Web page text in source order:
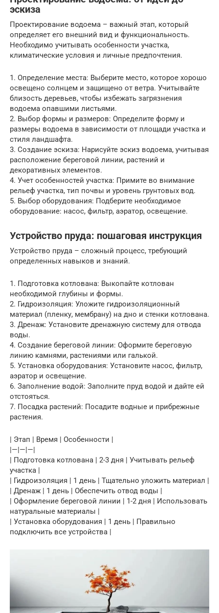
эскиза
Проектирование водоема – важный этап, который
определяет его внешний вид и функциональность.
Необходимо учитывать особенности участка,
климатические условия и личные предпочтения.
1. Определение места: Выберите место, которое хорошо
освещено солнцем и защищено от ветра. Учитывайте
близость деревьев, чтобы избежать загрязнения
водоема опавшими листьями.
2. Выбор формы и размеров: Определите форму и
размеры водоема в зависимости от площади участка и
стиля ландшафта.
3. Создание эскиза: Нарисуйте эскиз водоема, учитывая
расположение береговой линии, растений и
декоративных элементов.
4. Учет особенностей участка: Примите во внимание
рельеф участка, тип почвы и уровень грунтовых вод.
5. Выбор оборудования: Подберите необходимое
оборудование: насос, фильтр, аэратор, освещение.
Устройство пруда: пошаговая инструкция
Устройство пруда – сложный процесс, требующий
определенных навыков и знаний.
1. Подготовка котлована: Выкопайте котлован
необходимой глубины и формы.
2. Гидроизоляция: Уложите гидроизоляционный
материал (пленку, мембрану) на дно и стенки котлована.
3. Дренаж: Установите дренажную систему для отвода
воды.
4. Создание береговой линии: Оформите береговую
линию камнями, растениями или галькой.
5. Установка оборудования: Установите насос, фильтр,
аэратор и освещение.
6. Заполнение водой: Заполните пруд водой и дайте ей
отстояться.
7. Посадка растений: Посадите водные и прибрежные
растения.
| Этап | Время | Особенности |
|—|—|—|
| Подготовка котлована | 2-3 дня | Учитывать рельеф
участка |
| Гидроизоляция | 1 день | Тщательно уложить материал |
| Дренаж | 1 день | Обеспечить отвод воды |
| Оформление береговой линии | 1-2 дня | Использовать
натуральные материалы |
| Установка оборудования | 1 день | Правильно
подключить все устройства |